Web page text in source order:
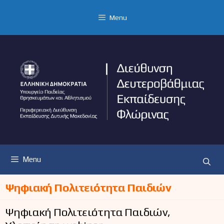
Menu
Menu
Ψηφιακή Πολιτειότητα Παιδιών
Ψηφιακή Πολιτειότητα Παιδιών,